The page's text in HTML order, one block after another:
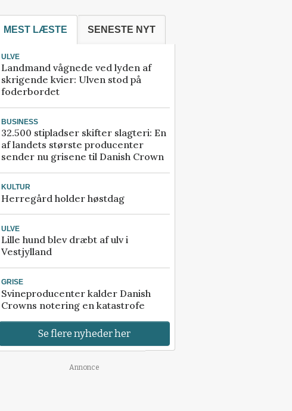
MEST LÆSTE SENESTE NYT
ULVE
Landmand vågnede ved lyden af
skrigende kvier: Ulven stod på
foderbordet
BUSINESS
32.500 stipladser skifter slagteri: En
af landets største producenter
sender nu grisene til Danish Crown
KULTUR
Herregård holder høstdag
ULVE
Lille hund blev dræbt af ulv i
Vestjylland
GRISE
Svineproducenter kalder Danish
Crowns notering en katastrofe
Se flere nyheder her
Annonce